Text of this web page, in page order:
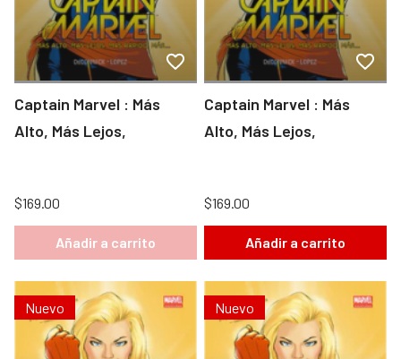
Captain Marvel : Más
Alto, Más Lejos,
$169.00
Añadir a carrito
Captain Marvel : Más
Alto, Más Lejos,
$169.00
Añadir a carrito
Nuevo Nuevo